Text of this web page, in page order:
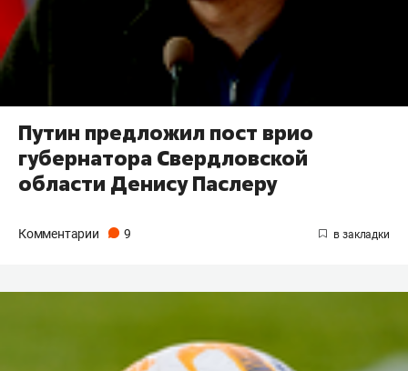
Путин предложил пост врио
губернатора Свердловской
области Денису Паслеру
Комментарии 9